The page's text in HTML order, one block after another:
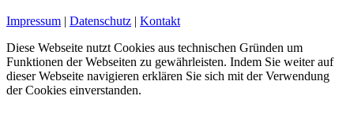
Impressum | Datenschutz | Kontakt
Diese Webseite nutzt Cookies aus technischen Gründen um
Funktionen der Webseiten zu gewährleisten. Indem Sie weiter auf
dieser Webseite navigieren erklären Sie sich mit der Verwendung
der Cookies einverstanden.